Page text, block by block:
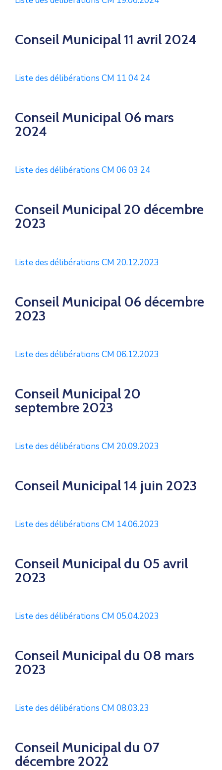
Conseil Municipal 11 avril 2024
Liste des délibérations CM 11 04 24
Conseil Municipal 06 mars
2024
Liste des délibérations CM 06 03 24
Conseil Municipal 20 décembre
2023
Liste des délibérations CM 20.12.2023
Conseil Municipal 06 décembre
2023
Liste des délibérations CM 06.12.2023
Conseil Municipal 20
septembre 2023
Liste des délibérations CM 20.09.2023
Conseil Municipal 14 juin 2023
Liste des délibérations CM 14.06.2023
Conseil Municipal du 05 avril
2023
Liste des délibérations CM 05.04.2023
Conseil Municipal du 08 mars
2023
Liste des délibérations CM 08.03.23
Conseil Municipal du 07
décembre 2022